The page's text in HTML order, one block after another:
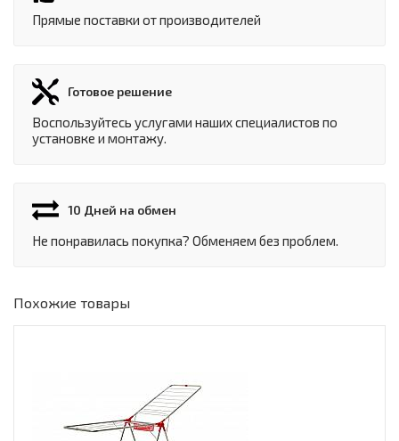
Прямые поставки от производителей
Готовое решение
Воспользуйтесь услугами наших специалистов по
установке и монтажу.
10 Дней на обмен
Не понравилась покупка? Обменяем без проблем.
Похожие товары